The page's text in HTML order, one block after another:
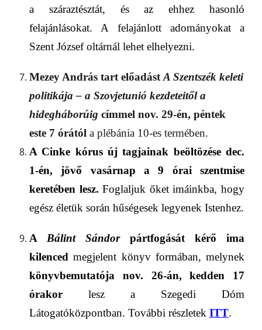
a száraztésztát, és az ehhez hasonló
felajánlásokat.A felajánlott adományokat a
Szent József oltárnál lehet elhelyezni.
Mezey András tart előadástA Szentszék keleti
politikája – a Szovjetunió kezdeteitől a
hidegháborúig címmel nov. 29-én, péntek
este 7 órától a plébánia 10-es termében.
A Cinke kórusúj tagjainak beöltözése dec.
1-én, jövő vasárnap a 9 órai szentmise
keretében lesz. Foglaljuk őket imáinkba, hogy
egész életük során hűségesek legyenek Istenhez.
A Bálint Sándor pártfogását kérő ima
kilencedmegjelent könyv formában, melynek
könyvbemutatója nov. 26-án, kedden 17
órakor
lesz a Szegedi Dóm
Látogatóközpontban. További részletek ITT.